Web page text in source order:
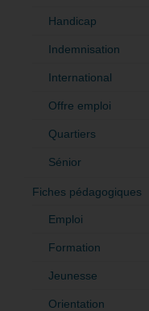
Handicap
Indemnisation
International
Offre emploi
Quartiers
Sénior
Fiches pédagogiques
Emploi
Formation
Jeunesse
Orientation